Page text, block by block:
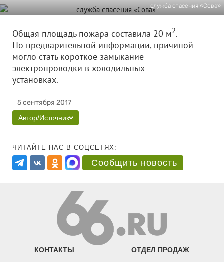
служба спасения «Сова»
Общая площадь пожара составила 20 м2.
По предварительной информации, причиной
могло стать короткое замыкание
электропроводки в холодильных
установках.
5 сентября 2017
Автор/Источник
ЧИТАЙТЕ НАС В СОЦСЕТЯХ:
Сообщить новость
КОНТАКТЫ ОТДЕЛ ПРОДАЖ